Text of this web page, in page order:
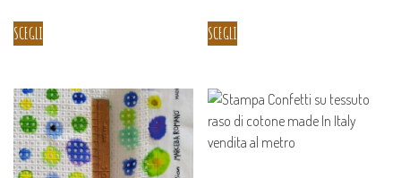
SCEGLI SCEGLI